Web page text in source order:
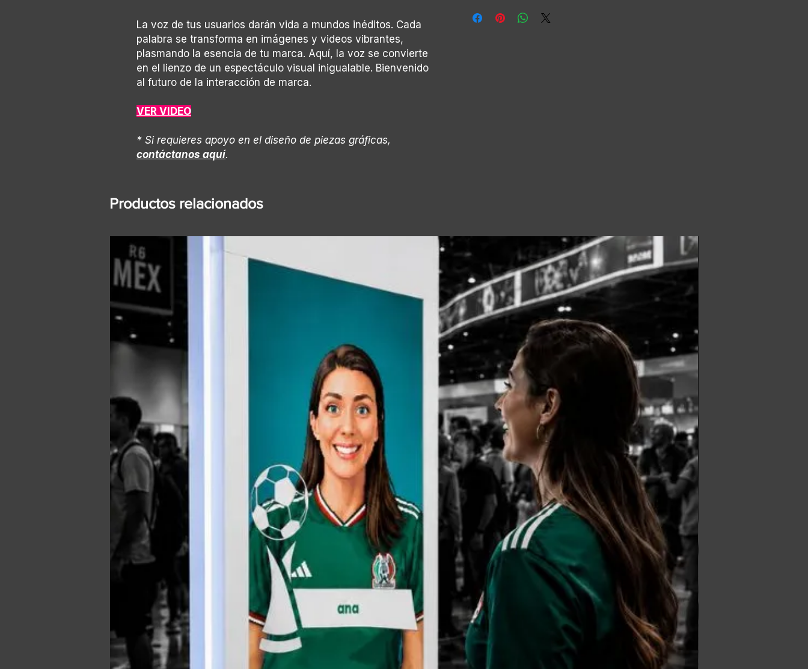
La voz de tus usuarios darán vida a mundos inéditos. Cada
palabra se transforma en imágenes y videos vibrantes,
plasmando la esencia de tu marca. Aquí, la voz se convierte
en el lienzo de un espectáculo visual inigualable. Bienvenido
al futuro de la interacción de marca.
VER VIDEO
* Si requieres apoyo en el diseño de piezas gráficas,
contáctanos aquí.
• 1 min • Usuarios por jornada (6h): 360 Px.
Instrucción rápida de la actividad.
Productos relacionados